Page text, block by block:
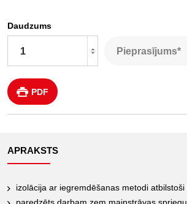
Daudzums
Pieprasījums*
PDF
APRAKSTS
izolācija ar iegremdēšanas metodi atbilstoši